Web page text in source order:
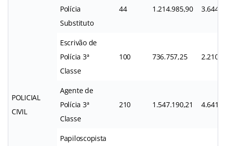
POLICIAL
CIVIL
Polícia
Substituto
44 1.214.985,90
Escrivão de
Polícia 3ª
Classe
100 736.757,25
Agente de
Polícia 3ª
Classe
210 1.547.190,21
Papiloscopista